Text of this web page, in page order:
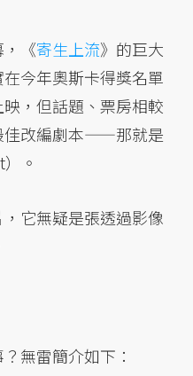
，《寄生上流》的巨大
今年奧斯卡得獎名單
，但話題、票房相較
佳改編劇本——那就是
。
它無疑是張透過影像
無雷簡介如下：